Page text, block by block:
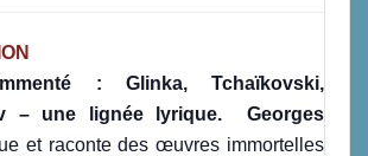
: Glinka, Tchaïkovski,
– une lignée lyrique.
Georges
et raconte des œuvres immortelles